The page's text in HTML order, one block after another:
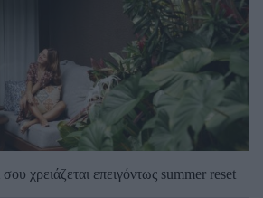
σου χρειάζεται επειγόντως summer reset